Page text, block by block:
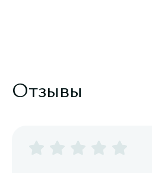
Отзывы